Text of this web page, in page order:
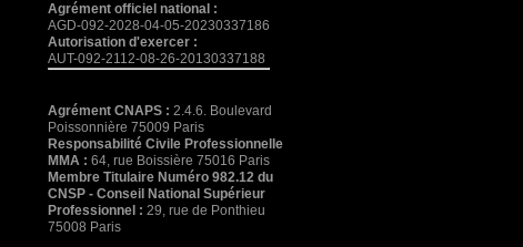
Agrément officiel national :
AGD-092-2028-04-05-20230337186
Autorisation d'exercer :
AUT-092-2112-08-26-20130337188
Agrément CNAPS : 2.4.6. Boulevard
Poissonnière 75009 Paris
Responsabilité Civile Professionnelle
MMA : 64, rue Boissière 75016 Paris
Membre Titulaire Numéro 982.12 du
CNSP - Conseil National Supérieur
Professionnel : 29, rue de Ponthieu
75008 Paris